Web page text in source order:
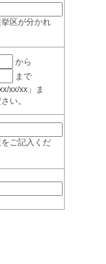
区が分かれ
から
まで
xx/xx」ま
い。
ご記入くだ